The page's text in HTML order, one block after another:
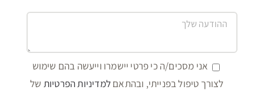
אני מסכים/ה כי פרטי יישמרו וייעשה בהם שימוש
לצורך טיפול בפנייתי, ובהתאםלמדיניות הפרטיות של